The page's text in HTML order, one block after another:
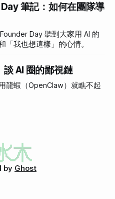
筆記：如何在團隊導
Day 聽到大家用 AI 的
「我也想這樣」的心情。
談 AI 圈的鄙視鏈
龍蝦（OpenClaw）就瞧不起
by Ghost